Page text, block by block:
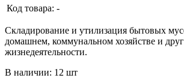
Код товара: -
Складирование и утилизация бытовых
домашнем, коммунальном хозяйстве и
жизнедеятельности.
В наличии: 12 шт